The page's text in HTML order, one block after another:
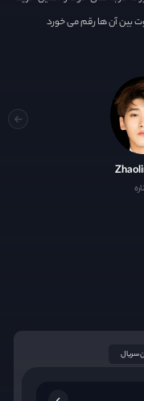
بین آن ها رقم می خورد
سریال